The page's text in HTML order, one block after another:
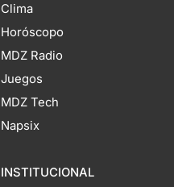
Clima
Horóscopo
MDZ Radio
Juegos
MDZ Tech
Napsix
INSTITUCIONAL